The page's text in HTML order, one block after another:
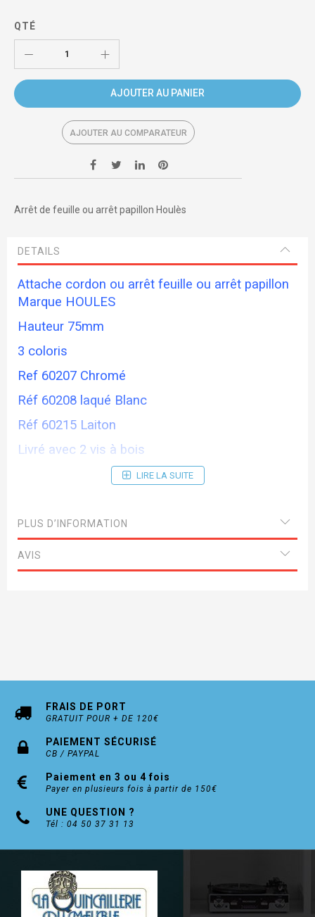
QTÉ
AJOUTER AU PANIER
AJOUTER AU COMPARATEUR
Arrêt de feuille ou arrêt papillon Houlès
DETAILS
Attache cordon ou arrêt feuille ou arrêt papillon
Marque HOULES
Hauteur 75mm
3 coloris
Ref 60207 Chromé
Réf 60208 laqué Blanc
Réf 60215 Laiton
Livré avec 2 vis à bois
LIRE LA SUITE
PLUS D’INFORMATION
AVIS
FRAIS DE PORT
GRATUIT POUR + DE 120€
PAIEMENT SÉCURISÉ
CB / PAYPAL
Paiement en 3 ou 4 fois
Payer en plusieurs fois à partir de 150€
UNE QUESTION ?
Tél : 04 50 37 31 13